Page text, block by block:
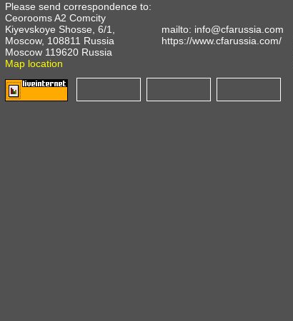
Please send correspondence to:
Ceorooms A2 Comcity
Kiyevskoye Shosse, 6/1,
Moscow, 108811 Russia
Moscow 119620 Russia
Map location
mailto: info@cfarussia.com
https://www.cfarussia.com/